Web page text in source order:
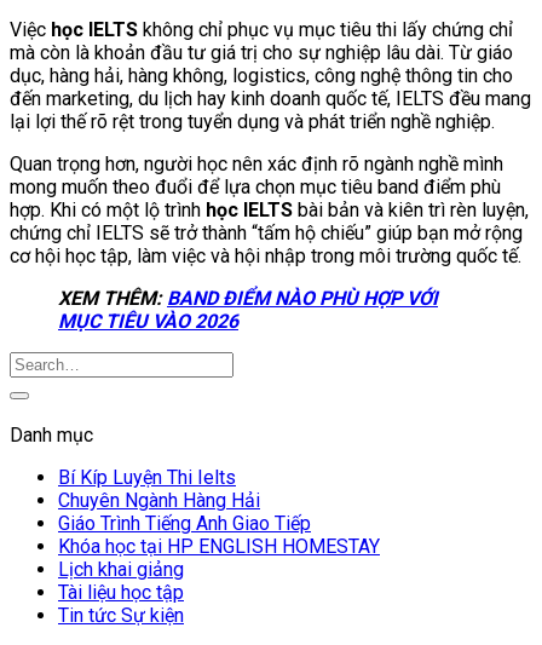
Việc học IELTS không chỉ phục vụ mục tiêu thi lấy chứng chỉ
mà còn là khoản đầu tư giá trị cho sự nghiệp lâu dài. Từ giáo
dục, hàng hải, hàng không, logistics, công nghệ thông tin cho
đến marketing, du lịch hay kinh doanh quốc tế, IELTS đều mang
lại lợi thế rõ rệt trong tuyển dụng và phát triển nghề nghiệp.
Quan trọng hơn, người học nên xác định rõ ngành nghề mình
mong muốn theo đuổi để lựa chọn mục tiêu band điểm phù
hợp. Khi có một lộ trình học IELTS bài bản và kiên trì rèn luyện,
chứng chỉ IELTS sẽ trở thành “tấm hộ chiếu” giúp bạn mở rộng
cơ hội học tập, làm việc và hội nhập trong môi trường quốc tế.
XEM THÊM: BAND ĐIỂM NÀO PHÙ HỢP VỚI
MỤC TIÊU VÀO 2026
Danh mục
Bí Kíp Luyện Thi Ielts
Chuyên Ngành Hàng Hải
Giáo Trình Tiếng Anh Giao Tiếp
Khóa học tại HP ENGLISH HOMESTAY
Lịch khai giảng
Tài liệu học tập
Tin tức Sự kiện